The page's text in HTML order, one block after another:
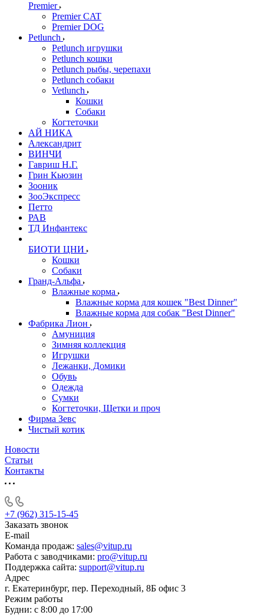
Premier
Premier CAT
Premier DOG
Petlunch
Petlunch игрушки
Petlunch кошки
Petlunch рыбы, черепахи
Petlunch собаки
Vetlunch
Кошки
Собаки
Когтеточки
АЙ НИКА
Александрит
ВИНЧИ
Гавриш Н.Г.
Грин Кьюзин
Зооник
ЗооЭкспресс
Петто
РАВ
ТД Инфантекс
БИОТИ ЦНИ
Кошки
Собаки
Гранд-Альфа
Влажные корма
Влажные корма для кошек "Best Dinner"
Влажные корма для собак "Best Dinner"
Фабрика Лион
Амуниция
Зимняя коллекция
Игрушки
Лежанки, Домики
Обувь
Одежда
Сумки
Когтеточки, Щетки и проч
Фирма Зевс
Чистый котик
Новости
Статьи
Контакты
+7 (962) 315-15-45
Заказать звонок
E-mail
Команда продаж: sales@vitup.ru
Работа с заводчиками: pro@vitup.ru
Поддержка сайта: support@vitup.ru
Адрес
г. Екатеринбург, пер. Переходный, 8Б офис 3
Режим работы
Будни: с 8:00 до 17:00